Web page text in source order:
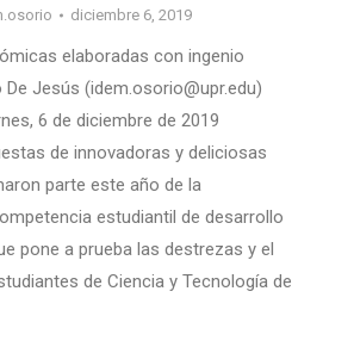
diciembre 6, 2019
elaboradas con ingenio
Jesús (idem.osorio@upr.edu)
6 de diciembre de 2019
de innovadoras y deliciosas
parte este año de la
estudiantil de desarrollo
pone a prueba las destrezas y el
de Ciencia y Tecnología de